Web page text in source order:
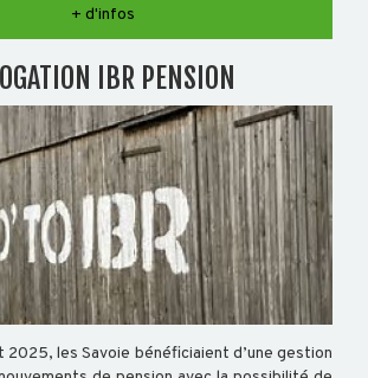
+ d'infos
IBR PENSION
2025, les Savoie bénéficiaient d’une gestion